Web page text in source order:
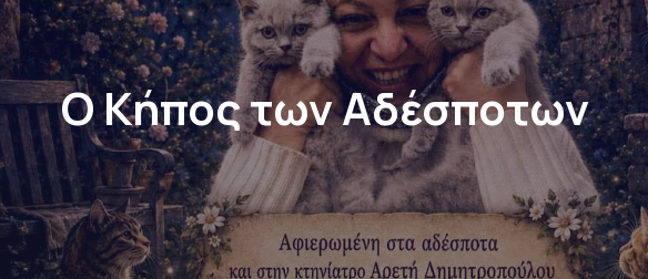
Ο Κήπος των Αδέσποτων